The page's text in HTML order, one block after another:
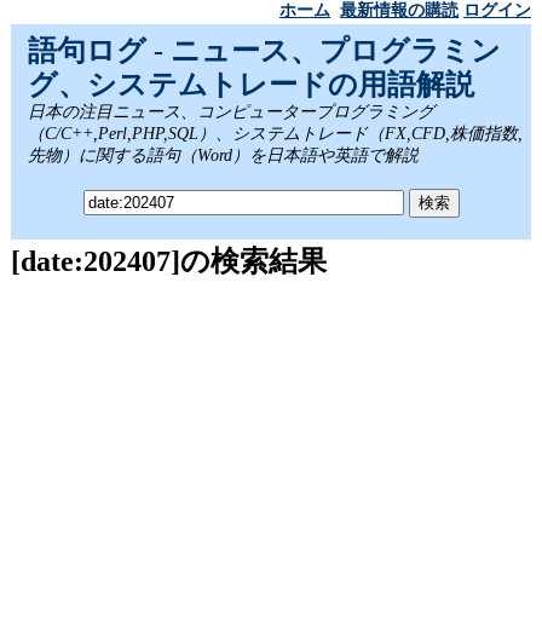
ホーム 最新情報の購読 ログイン
語句ログ - ニュース、プログラミン
グ、システムトレードの用語解説
日本の注目ニュース、コンピュータープログラミング
（C/C++,Perl,PHP,SQL）、システムトレード（FX,CFD,株価指数,
先物）に関する語句（Word）を日本語や英語で解説
[date:202407]の検索結果